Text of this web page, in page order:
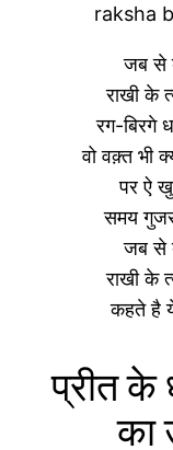
raksha
जब से
राखी के
रग-बिरगे
वो वक़्त भी
पर ऐ
समय
जब से
राखी के
कहते है
प्रीत के
का